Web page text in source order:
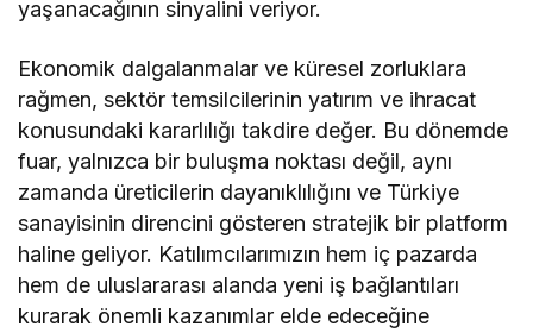
yaşanacağının sinyalini veriyor.
Ekonomik dalgalanmalar ve küresel zorluklara
rağmen, sektör temsilcilerinin yatırım ve ihracat
konusundaki kararlılığı takdire değer. Bu dönemde
fuar, yalnızca bir buluşma noktası değil, aynı
zamanda üreticilerin dayanıklılığını ve Türkiye
sanayisinin direncini gösteren stratejik bir platform
haline geliyor. Katılımcılarımızın hem iç pazarda
hem de uluslararası alanda yeni iş bağlantıları
kurarak önemli kazanımlar elde edeceğine